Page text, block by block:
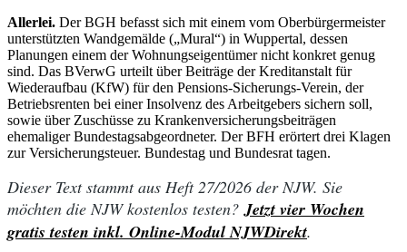
Allerlei. Der BGH befasst sich mit einem vom Oberbürgermeister
unterstützten Wandgemälde („Mural“) in Wuppertal, dessen
Planungen einem der Wohnungseigentümer nicht konkret genug
sind. Das BVerwG urteilt über Beiträge der Kreditanstalt für
Wiederaufbau (KfW) für den Pensions-Sicherungs-Verein, der
Betriebsrenten bei einer Insolvenz des Arbeitgebers sichern soll,
sowie über Zuschüsse zu Krankenversicherungsbeiträgen
ehemaliger Bundestagsabgeordneter. Der BFH erörtert drei Klagen
zur Versicherungsteuer. Bundestag und Bundesrat tagen.
Dieser Text stammt aus Heft 27/2026 der NJW. Sie
möchten die NJW kostenlos testen? Jetzt vier Wochen
gratis testen inkl. Online-Modul NJWDirekt.